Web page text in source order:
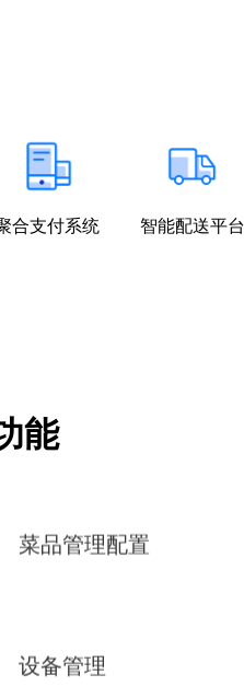
合支付系统 智能配送平台
能